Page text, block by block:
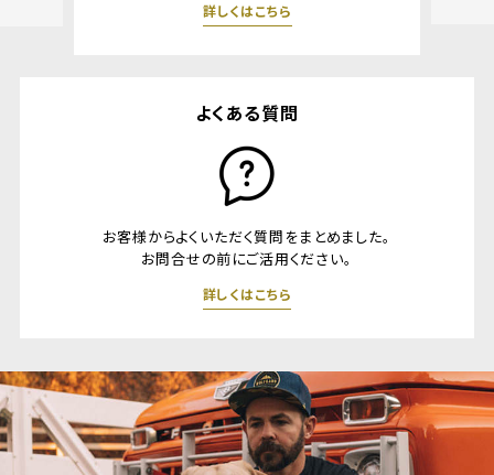
詳しくはこちら
よくある質問
お客様からよくいただく質問をまとめました。
お問合せの前にご活用ください。
詳しくはこちら